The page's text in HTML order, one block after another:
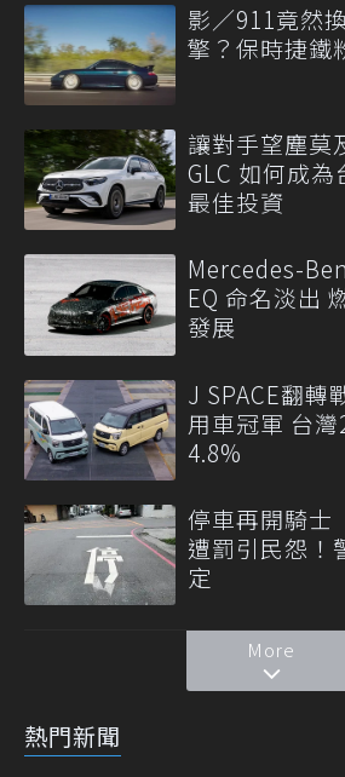
影／911竟然
擎？保時捷鐵
讓對手望塵莫
GLC 如何成為
最佳投資
Mercedes-
EQ 命名淡出
發展
J SPACE翻轉
用車冠軍 台
4.8%
停車再開騎士
遭罰引民怨！
定
More
熱門新聞